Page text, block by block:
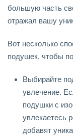
большую часть
отражал вашу
Вот несколько
подушек, чтобы
Выбирайте
увлечение.
подушки с
увлекаетесь
добавят